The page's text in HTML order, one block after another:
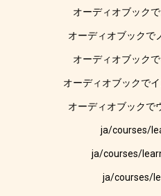
オーディオブック
オーディオブックで
オーディオブック
オーディオブックで
オーディオブックで
ja/courses/
ja/courses/
ja/courses/